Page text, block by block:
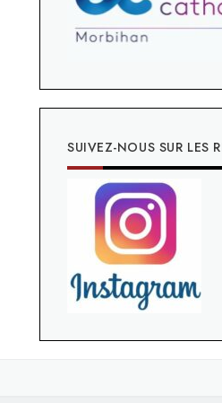
SUIVEZ-NOUS SUR LES